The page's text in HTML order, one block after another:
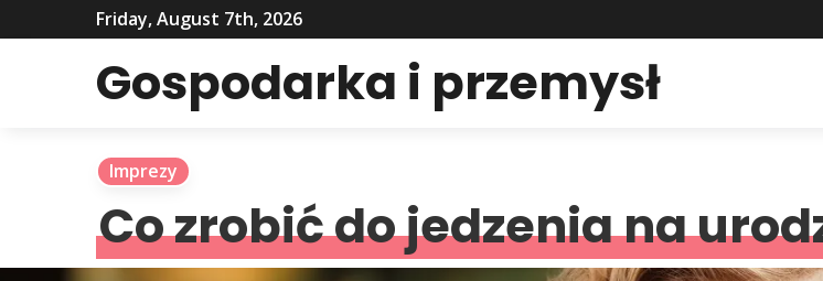
Friday, August 7th, 2026
Gospodarka i przemysł
Imprezy
Co zrobić do jedzenia na